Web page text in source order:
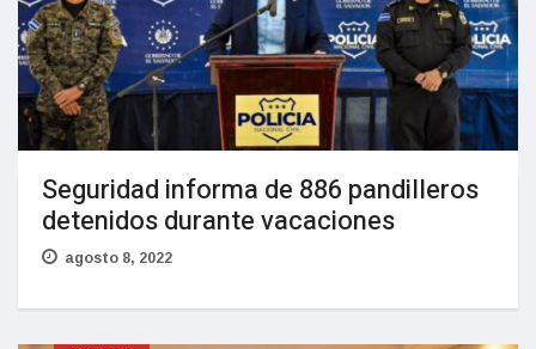
Seguridad informa de 886 pandilleros
detenidos durante vacaciones
agosto 8, 2022